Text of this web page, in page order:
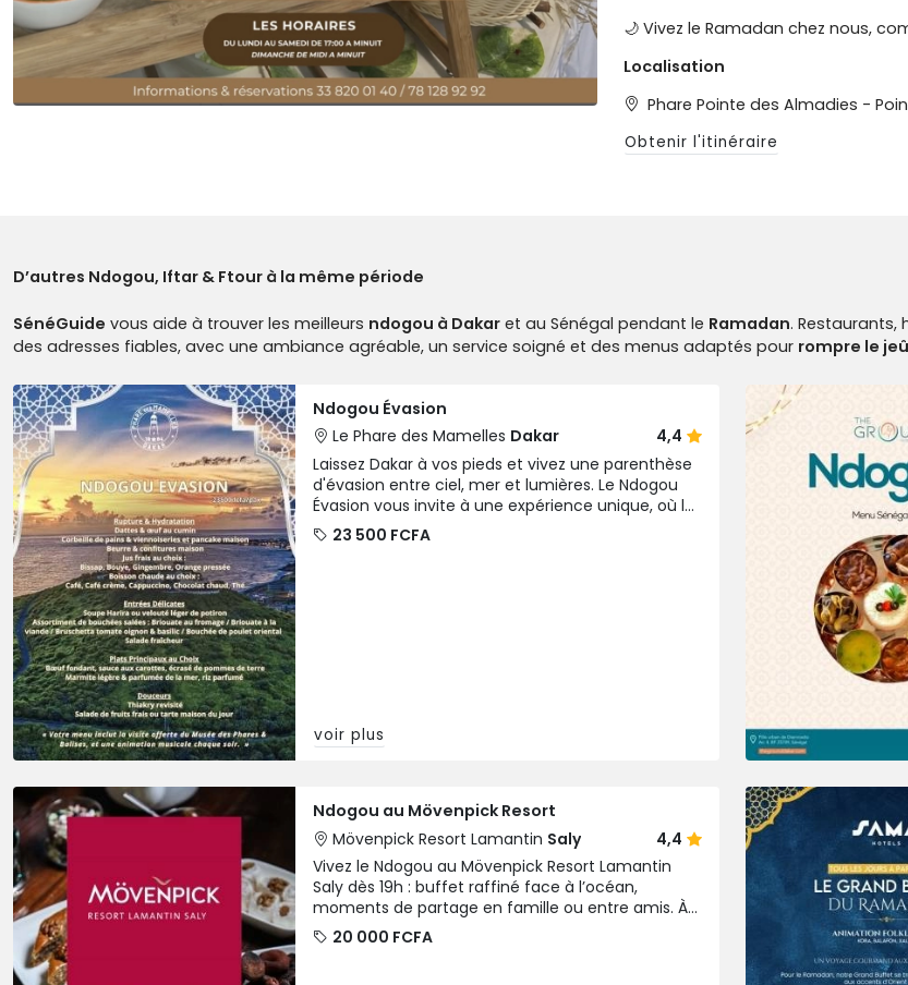
🌙 Vivez le Ramadan chez nous,
Localisation
Phare Pointe des Almadies -
Obtenir l'itinéraire
D’autres Ndogou, Iftar & Ftour à la même période
SénéGuide vous aide à trouver les meilleurs ndogou à Dakar et au Sénégal pendant le Ramadan.
des adresses fiables, avec une ambiance agréable, un service soigné et des menus adaptés pour rompre le
Ndogou Évasion
Le Phare des Mamelles Dakar
4,4
Laissez Dakar à vos pieds et vivez une parenthèse
d'évasion entre ciel, mer et lumières. Le Ndogou
Évasion vous invite à une expérience unique, où la
douceur du Ramadan rencontre la magie d'un
cadre
23 500 FCFA
voir plus
Ndogou au Mövenpick Resort
Mövenpick Resort Lamantin Saly
4,4
Vivez le Ndogou au Mövenpick Resort Lamantin
Saly dès 19h : buffet raffiné face à l’océan,
moments de partage en famille ou entre amis. À
partir de 20 000 FCFA.
20 000 FCFA